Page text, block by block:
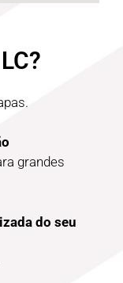
grandes
do seu